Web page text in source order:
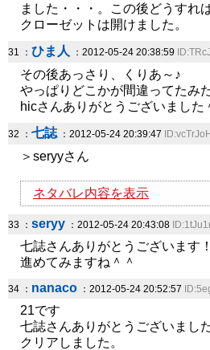
ました・・・。この後どうすれ
クローゼットは開けました。
31 ： ひま人 ：2012-05-24 20:38:59
その後あっさり、くりあ～♪
やっぱりどこかが間違ってたみ
hicさんありがとうございました
32 ： 七誌：2012-05-24 20:39:47
＞seryyさん
ネタバレ内容を表示
33 ： seryy ：2012-05-24 20:43:08
七誌さんありがとうございます
進めてみますね＾＾
34 ： nanaco ：2012-05-24 20:52:57
21です
七誌さんありがとうございました
クリアしました。